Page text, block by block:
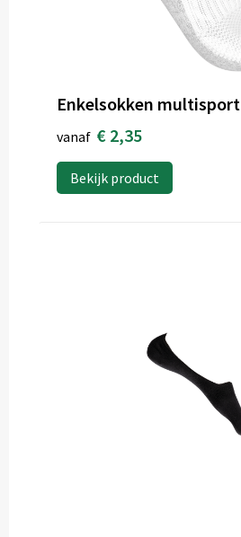
Enkelsokken multisport
vanaf € 2,35
Bekijk product